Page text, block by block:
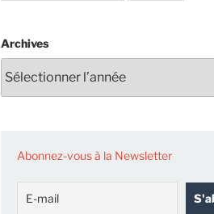
Archives
Abonnez-vous à la Newsletter